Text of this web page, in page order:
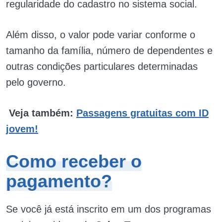
regularidade do cadastro no sistema social.
Além disso, o valor pode variar conforme o
tamanho da família, número de dependentes e
outras condições particulares determinadas
pelo governo.
Veja também: Passagens gratuitas com ID
jovem!
Como receber o
pagamento?
Se você já está inscrito em um dos programas